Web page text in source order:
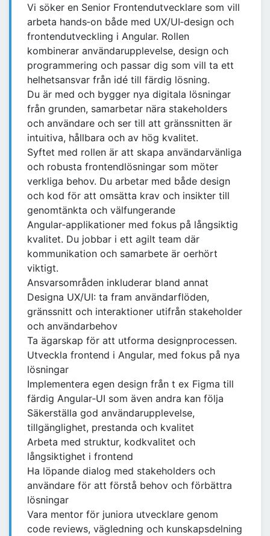
Vi söker en Senior Frontendutvecklare som vill
arbeta hands‑on både med UX/UI‑design och
frontendutveckling i Angular. Rollen
kombinerar användarupplevelse, design och
programmering och passar dig som vill ta ett
helhetsansvar från idé till färdig lösning.
Du är med och bygger nya digitala lösningar
från grunden, samarbetar nära stakeholders
och användare och ser till att gränssnitten är
intuitiva, hållbara och av hög kvalitet.
Syftet med rollen är att skapa användarvänliga
och robusta frontendlösningar som möter
verkliga behov. Du arbetar med både design
och kod för att omsätta krav och insikter till
genomtänkta och välfungerande
Angular‑applikationer med fokus på långsiktig
kvalitet. Du jobbar i ett agilt team där
kommunikation och samarbete är oerhört
viktigt.
Ansvarsområden inkluderar bland annat
Designa UX/UI: ta fram användarflöden,
gränssnitt och interaktioner utifrån stakeholder
och användarbehov
Ta ägarskap för att utforma designprocessen.
Utveckla frontend i Angular, med fokus på nya
lösningar
Implementera egen design från t ex Figma till
färdig Angular‑UI som även andra kan följa
Säkerställa god användarupplevelse,
tillgänglighet, prestanda och kvalitet
Arbeta med struktur, kodkvalitet och
långsiktighet i frontend
Ha löpande dialog med stakeholders och
användare för att förstå behov och förbättra
lösningar
Vara mentor för juniora utvecklare genom
code reviews, vägledning och kunskapsdelning